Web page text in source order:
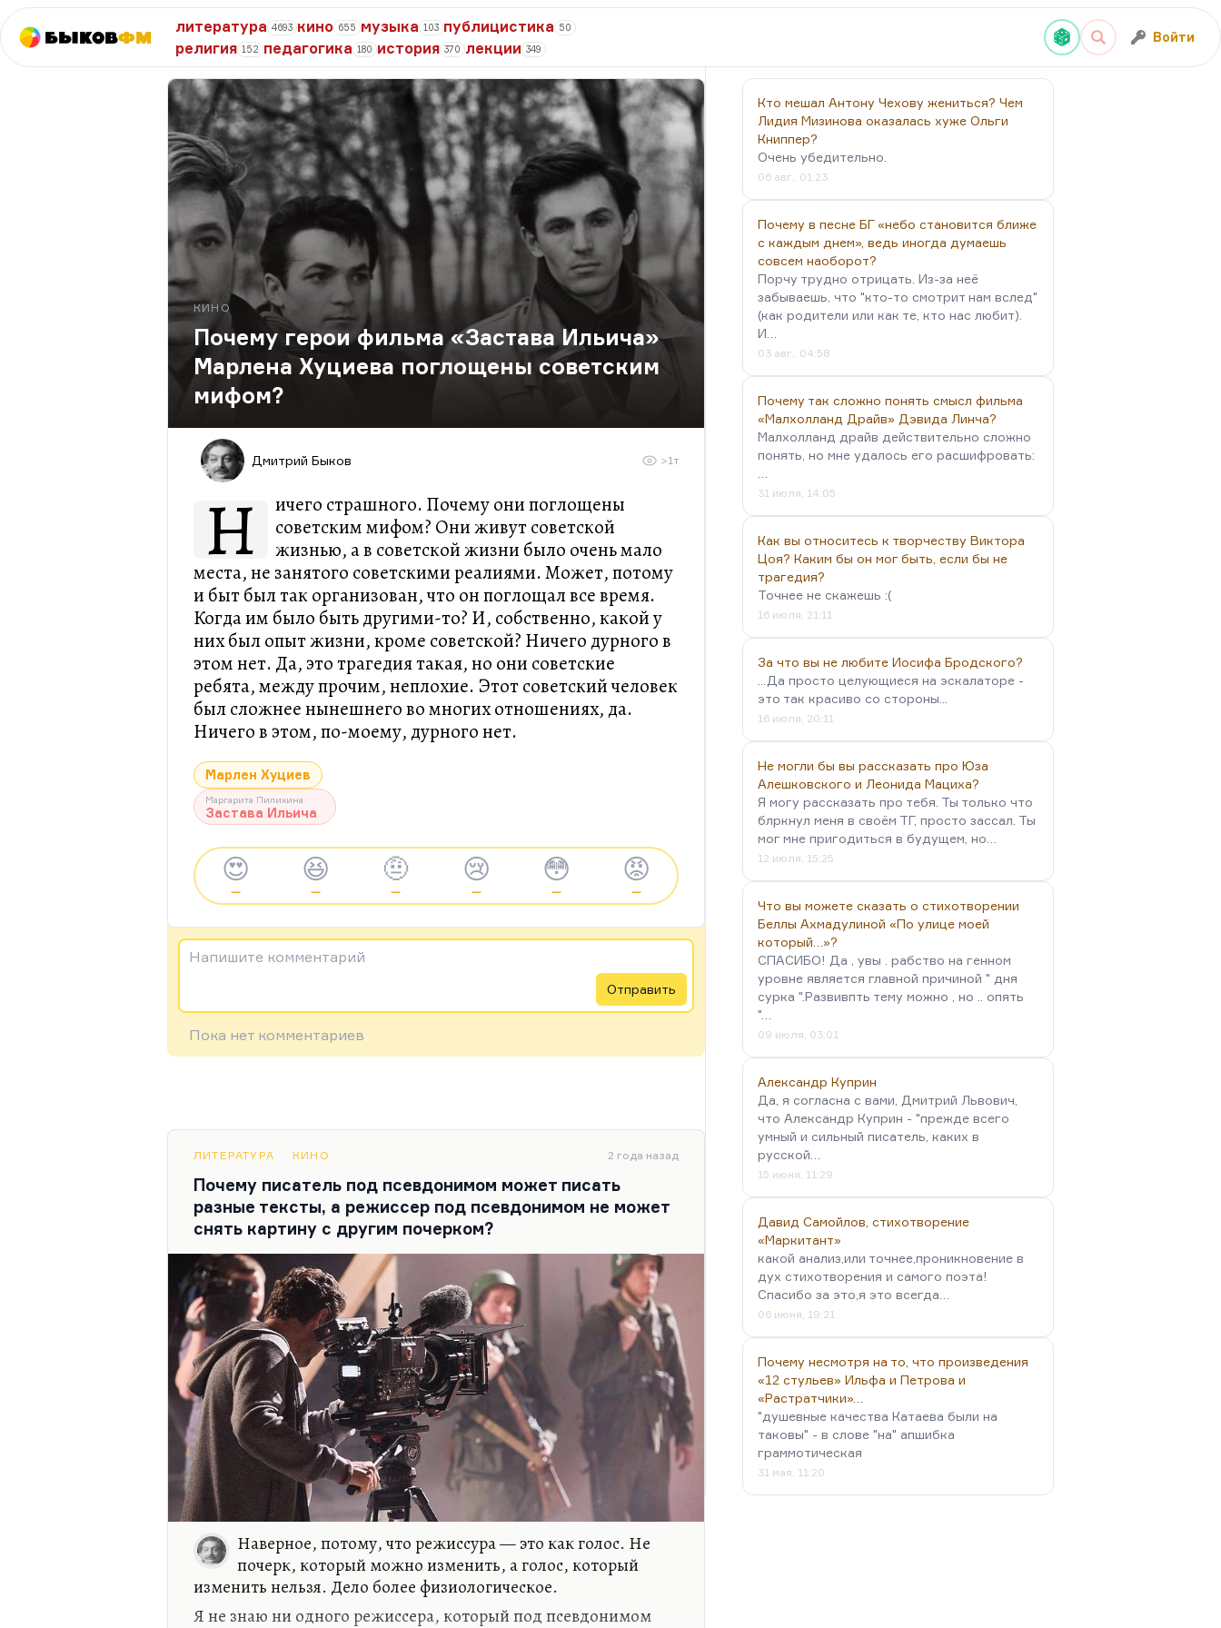
БыковФМ
литература 4693 кино 655 музыка 103 публицистика 50
религия 152 педагогика 180 история 370 лекции 349
Войти
КИНО
Почему герои фильма «Застава Ильича»
Марлена Хуциева поглощены советским
мифом?
Дмитрий Быков >1т
Н
ичего страшного. Почему они поглощены
советским мифом? Они живут советской
жизнью, а в советской жизни было очень мало
места, не занятого советскими реалиями. Может, потому
и быт был так организован, что он поглощал все время.
Когда им было быть другими-то? И, собственно, какой у
них был опыт жизни, кроме советской? Ничего дурного в
этом нет. Да, это трагедия такая, но они советские
ребята, между прочим, неплохие. Этот советский человек
был сложнее нынешнего во многих отношениях, да.
Ничего в этом, по-моему, дурного нет.
Марлен Хуциев
Маргарита Пилихина
Застава Ильича
😍
—
😆
—
🤨
—
😢
—
😳
—
😡
—
Напишите комментарий
Отправить
Пока нет комментариев
ЛИТЕРАТУРА КИНО 2 года назад
Почему писатель под псевдонимом может писать
разные тексты, а режиссер под псевдонимом не может
снять картину с другим почерком?
Наверное, потому, что режиссура — это как голос. Не
почерк, который можно изменить, а голос, который
изменить нельзя. Дело более физиологическое.
Я не знаю ни одного режиссера, который под псевдонимом
Кто мешал Антону Чехову жениться? Чем
Лидия Мизинова оказалась хуже Ольги
Книппер?
Очень убедительно.
06 авг., 01:23
Почему в песне БГ «небо становится ближе
с каждым днем», ведь иногда думаешь
совсем наоборот?
Порчу трудно отрицать. Из-за неё
забываешь, что "кто-то смотрит нам вслед"
(как родители или как те, кто нас любит).
И…
03 авг., 04:58
Почему так сложно понять смысл фильма
«Малхолланд Драйв» Дэвида Линча?
Малхолланд драйв действительно сложно
понять, но мне удалось его расшифровать:
31 июля, 14:05
Как вы относитесь к творчеству Виктора
Цоя? Каким бы он мог быть, если бы не
трагедия?
Точнее не скажешь :(
16 июля, 21:11
За что вы не любите Иосифа Бродского?
...Да просто целующиеся на эскалаторе -
это так красиво со стороны...
16 июля, 20:11
Не могли бы вы рассказать про Юза
Алешковского и Леонида Мациха?
Я могу рассказать про тебя. Ты только что
блркнул меня в своём ТГ, просто зассал. Ты
мог мне пригодиться в будущем, но…
12 июля, 15:25
Что вы можете сказать о стихотворении
Беллы Ахмадулиной «По улице моей
который…»?
СПАСИБО! Да , увы . рабство на генном
уровне является главной причиной " дня
сурка ".Развивпть тему можно , но .. опять
"…
09 июля, 03:01
Александр Куприн
Да, я согласна с вами, Дмитрий Львович,
что Александр Куприн - "прежде всего
умный и сильный писатель, каких в
русской…
15 июня, 11:29
Давид Самойлов, стихотворение
«Маркитант»
какой анализ,или точнее,проникновение в
дух стихотворения и самого поэта!
Спасибо за это,я это всегда…
06 июня, 19:21
Почему несмотря на то, что произведения
«12 стульев» Ильфа и Петрова и
«Растратчики»…
"душевные качества Катаева были на
таковы" - в слове "на" апшибка
граммотическая
31 мая, 11:20